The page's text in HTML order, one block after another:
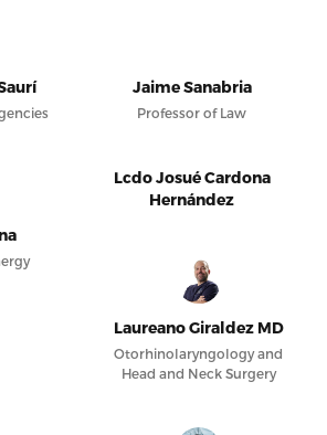
Jaime Sanabria
Professor of Law
Lcdo Josué Cardona
Hernández
Laureano Giraldez MD
Otorhinolaryngology and
Head and Neck Surgery